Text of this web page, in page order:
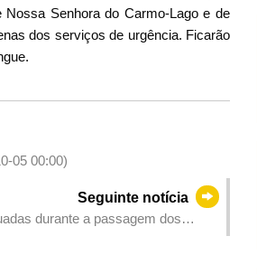
Senhora do Carmo-Lago e de
dos serviços de urgência. Ficarão
05 00:00)
Seguinte notícia
durante a passagem dos